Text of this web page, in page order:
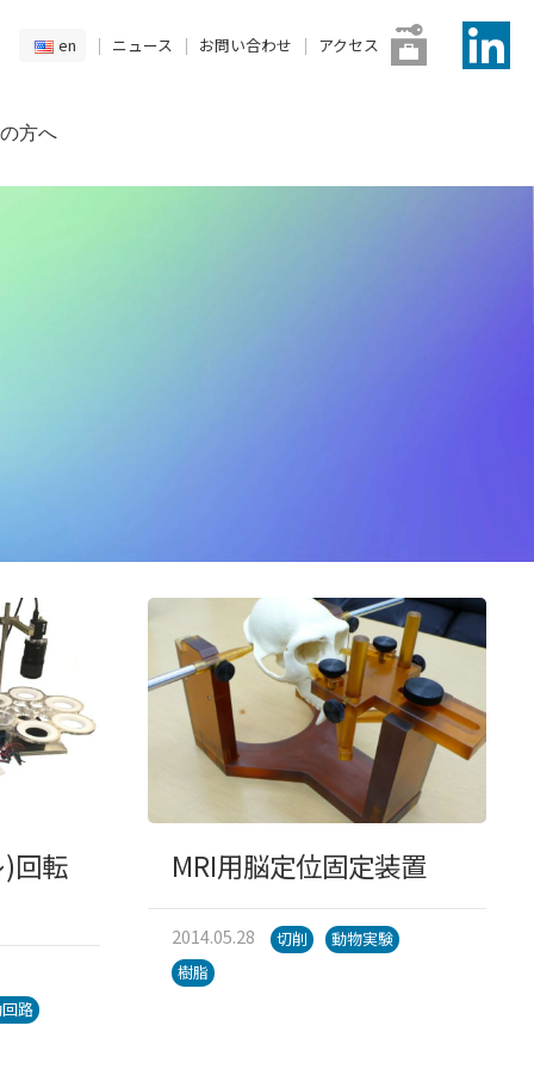
en ニュース お問い合わせ アクセス
方へ
回転
路
MRI用脳定位固定装置
2014.05.28 切削
動物実験
樹脂